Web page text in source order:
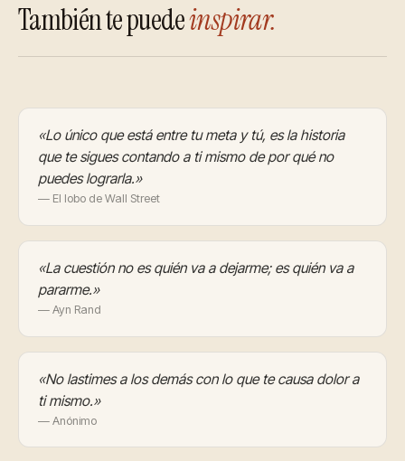
También te puedeinspirar.
«Lo único que está entre tu meta y tú, es la historia
que te sigues contando a ti mismo de por qué no
puedes lograrla.»
— El lobo de Wall Street
«La cuestión no es quién va a dejarme; es quién va a
pararme.»
— Ayn Rand
«No lastimes a los demás con lo que te causa dolor a
ti mismo.»
— Anónimo